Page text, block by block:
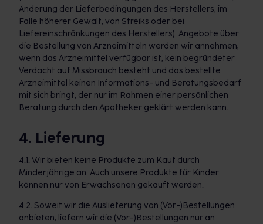
Änderung der Lieferbedingungen des Herstellers, im
Falle höherer Gewalt, von Streiks oder bei
Liefereinschränkungen des Herstellers). Angebote über
die Bestellung von Arzneimitteln werden wir annehmen,
wenn das Arzneimittel verfügbar ist, kein begründeter
Verdacht auf Missbrauch besteht und das bestellte
Arzneimittel keinen Informations- und Beratungsbedarf
mit sich bringt, der nur im Rahmen einer persönlichen
Beratung durch den Apotheker geklärt werden kann.
4. Lieferung
4.1. Wir bieten keine Produkte zum Kauf durch
Minderjährige an. Auch unsere Produkte für Kinder
können nur von Erwachsenen gekauft werden.
4.2. Soweit wir die Auslieferung von (Vor-)Bestellungen
anbieten, liefern wir die (Vor-)Bestellungen nur an